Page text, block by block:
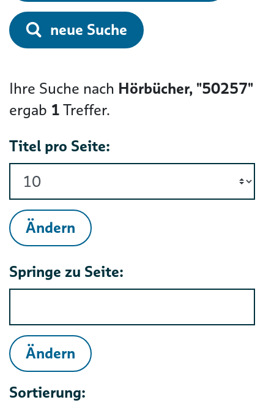
neue Suche
Ihre Suche nach Hörbücher, "50257"
ergab 1Treffer.
Titel pro Seite:
Ändern
Springe zu Seite:
Ändern
Sortierung: